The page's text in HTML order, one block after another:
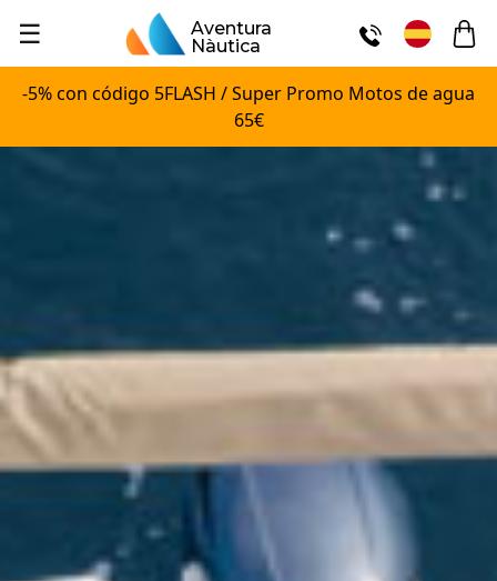
☰
Aventura
Nàutica
-5% con código 5FLASH / Super Promo Motos de agua
65€